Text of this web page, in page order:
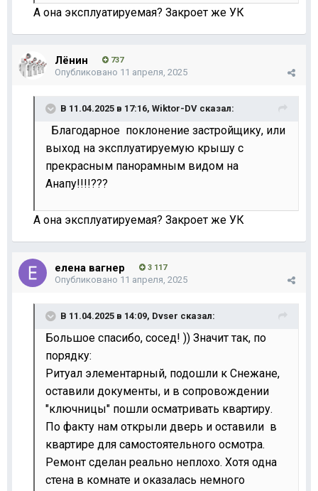
А она эксплуатируемая? Закроет же УК
Лёнин 737
Опубликовано 11 апреля, 2025
В 11.04.2025 в 17:16, Wiktor-DV сказал:
Благодарное поклонение застройщику, или
выход на эксплуатируемую крышу с
прекрасным панорамным видом на
Анапу!!!!???
А она эксплуатируемая? Закроет же УК
елена вагнер 3 117
Опубликовано 11 апреля, 2025
В 11.04.2025 в 14:09, Dvser сказал:
Большое спасибо, сосед! )) Значит так, по
порядку:
Ритуал элементарный, подошли к Снежане,
оставили документы, и в сопровождении
"ключницы" пошли осматривать квартиру.
По факту нам открыли дверь и оставили в
квартире для самостоятельного осмотра.
Ремонт сделан реально неплохо. Хотя одна
стена в комнате и оказалась немного